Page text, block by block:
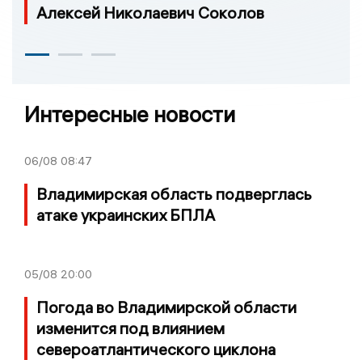
Алексей Николаевич Соколов
Интересные новости
06/08 08:47
Владимирская область подверглась
атаке украинских БПЛА
05/08 20:00
Погода во Владимирской области
изменится под влиянием
североатлантического циклона